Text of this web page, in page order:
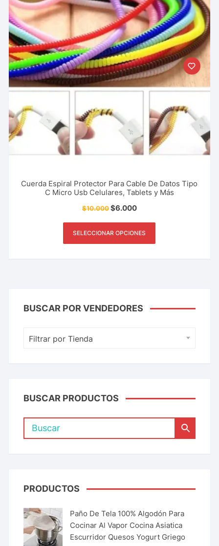
Cuerda Espiral Protector Para Cable De Datos Tipo
C Micro Usb Celulares, Tablets y Más
$10.000$6.000
SELECCIONAR OPCIONES
BUSCAR POR VENDEDORES
Filtrar por Tienda
BUSCAR PRODUCTOS
PRODUCTOS
Paño De Tela 100% Algodón Para
Cocinar Al Vapor Cocina Asiatica
Escurridor Quesos Yogurt Griego